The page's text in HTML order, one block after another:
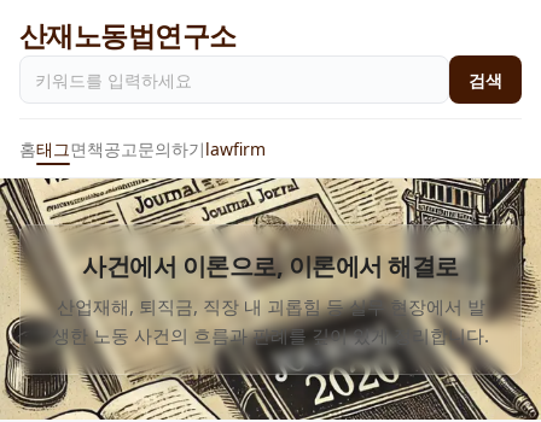
산재노동법연구소
검색
홈태그면책공고문의하기lawfirm
사건에서 이론으로, 이론에서 해결로
산업재해, 퇴직금, 직장 내 괴롭힘 등 실무 현장에서 발
생한 노동 사건의 흐름과 판례를 깊이 있게 정리합니다.